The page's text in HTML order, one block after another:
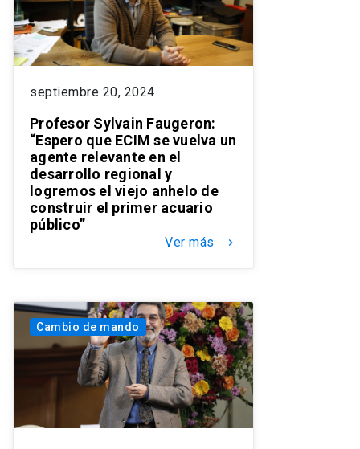
septiembre 20, 2024
Profesor Sylvain Faugeron:
“Espero que ECIM se vuelva un
agente relevante en el
desarrollo regional y
logremos el viejo anhelo de
construir el primer acuario
público”
Ver más keyboard_arrow_right
Cambio de mando